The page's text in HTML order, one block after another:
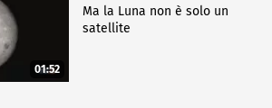
01:52
Ma la Luna non è solo un
satellite